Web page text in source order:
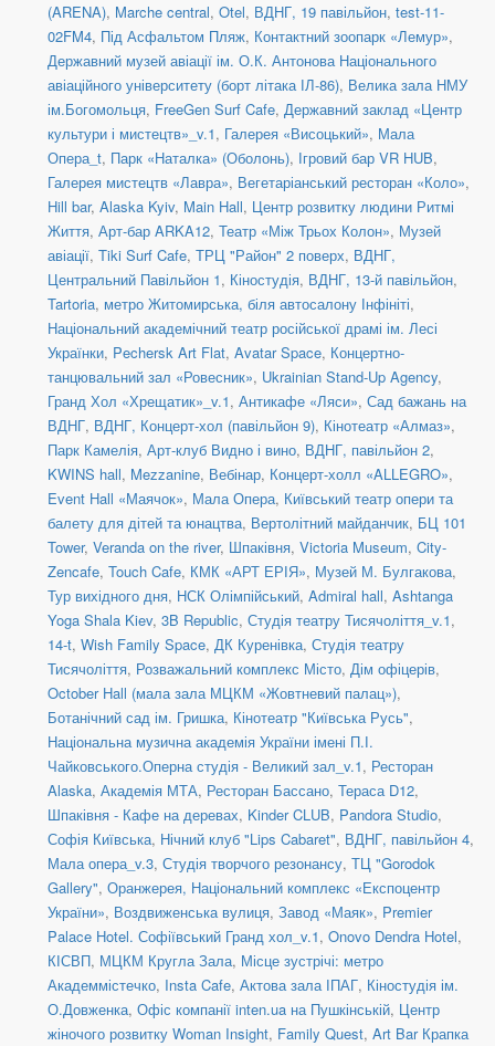
(ARENA), Marche central, Otel, ВДНГ, 19 павільйон, test-11-
02FM4, Під Асфальтом Пляж, Контактний зоопарк «Лемур»,
Державний музей авіації ім. О.К. Антонова Національного
авіаційного університету (борт літака ІЛ-86), Велика зала НМУ
ім.Богомольця, FreeGen Surf Cafe, Державний заклад «Центр
культури і мистецтв»_v.1, Галерея «Висоцький», Мала
Опера_t, Парк «Наталка» (Оболонь), Ігровий бар VR HUB,
Галерея мистецтв «Лавра», Вегетаріанський ресторан «Коло»,
Hill bar, Alaska Kyiv, Main Hall, Центр розвитку людини Ритмі
Життя, Арт-бар ARKA12, Театр «Між Трьох Колон», Музей
авіації, Tiki Surf Cafe, ТРЦ "Район" 2 поверх, ВДНГ,
Центральний Павільйон 1, Кіностудія, ВДНГ, 13-й павільйон,
Tartoria, метро Житомирська, біля автосалону Інфініті,
Національний академічний театр російської драмі ім. Лесі
Українки, Pechersk Art Flat, Avatar Space, Концертно-
танцювальний зал «Ровесник», Ukrainian Stand-Up Agency,
Гранд Хол «Хрещатик»_v.1, Антикафе «Ляси», Сад бажань на
ВДНГ, ВДНГ, Концерт-хол (павільйон 9), Кінотеатр «Алмаз»,
Парк Камелія, Арт-клуб Видно і вино, ВДНГ, павільйон 2,
KWINS hall, Mezzanine, Вебінар, Концерт-холл «ALLEGRO»,
Event Hall «Маячок», Мала Опера, Київський театр опери та
балету для дітей та юнацтва, Вертолітний майданчик, БЦ 101
Tower, Veranda on the river, Шпаківня, Victoria Museum, City-
Zencafe, Touch Cafe, КМК «АРТ ЕРІЯ», Музей М. Булгакова,
Тур вихідного дня, НСК Олімпійський, Admiral hall, Ashtanga
Yoga Shala Kiev, 3B Republic, Студія театру Тисячоліття_v.1,
14-t, Wish Family Space, ДК Куренівка, Студія театру
Тисячоліття, Розважальний комплекс Місто, Дім офіцерів,
October Hall (мала зала МЦКМ «Жовтневий палац»),
Ботанічний сад ім. Гришка, Кінотеатр "Київська Русь",
Національна музична академія України імені П.І.
Чайковського.Оперна студія - Великий зал_v.1, Ресторан
Alaska, Академія МТА, Ресторан Бассано, Тераса D12,
Шпаківня - Кафе на деревах, Kinder CLUB, Pandora Studio,
Софія Київська, Нічний клуб "Lips Cabaret", ВДНГ, павільйон 4,
Мала опера_v.3, Студія творчого резонансу, ТЦ "Gorodok
Gallery", Оранжерея, Національний комплекс «Експоцентр
України», Воздвиженська вулиця, Завод «Маяк», Premier
Palace Hotel. Софіївський Гранд хол_v.1, Onovo Dendra Hotel,
КІСВП, МЦКМ Кругла Зала, Місце зустрічі: метро
Академмістечко, Insta Cafe, Актова зала ІПАГ, Кіностудія ім.
О.Довженка, Офіс компанії inten.ua на Пушкінській, Центр
жіночого розвитку Woman Insight, Family Quest, Art Bar Крапка